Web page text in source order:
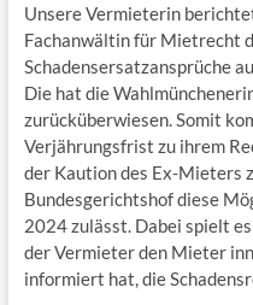
Unsere Vermieterin
Fachanwältin für Mietrecht
Schadensersatzansprüche
Die hat die
zurücküberwiesen. Somit
Verjährungsfrist zu ihrem
der Kaution des Ex-Mieters
Bundesgerichtshof diese
2024 zulässt. Dabei spielt
der Vermieter den Mieter
informiert hat, die